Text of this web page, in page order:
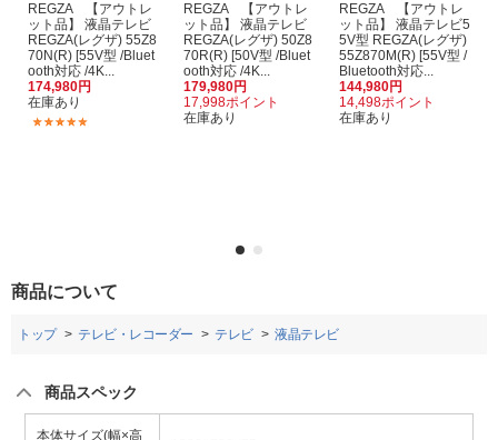
REGZA 【アウトレ
ット品】 液晶テレビ
REGZA(レグザ) 55Z8
70N(R) [55V型 /Bluet
ooth対応 /4K...
174,980円
在庫あり
REGZA 【アウトレ
ット品】 液晶テレビ
REGZA(レグザ) 50Z8
70R(R) [50V型 /Bluet
ooth対応 /4K...
179,980円
17,998ポイント
在庫あり
REGZA 【アウトレ
ット品】 液晶テレビ5
5V型 REGZA(レグザ)
55Z870M(R) [55V型 /
Bluetooth対応...
144,980円
14,498ポイント
在庫あり
商品について
トップ テレビ・レコーダー テレビ 液晶テレビ
商品スペック
本体サイズ(幅×高